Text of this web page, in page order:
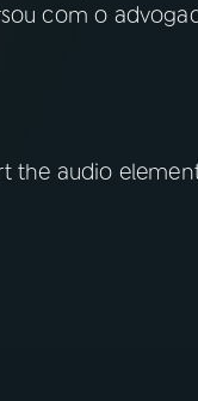
com o
the audio